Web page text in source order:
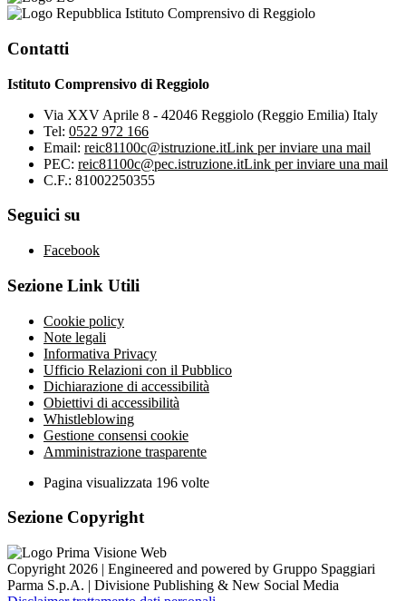
Istituto Comprensivo di Reggiolo
Contatti
Istituto Comprensivo di Reggiolo
Via XXV Aprile 8 - 42046 Reggiolo (Reggio Emilia) Italy
Tel: 0522 972 166
Email: reic81100c@istruzione.itLink per inviare una mail
PEC: reic81100c@pec.istruzione.itLink per inviare una mail
C.F.: 81002250355
Seguici su
Facebook
Sezione Link Utili
Cookie policy
Note legali
Informativa Privacy
Ufficio Relazioni con il Pubblico
Dichiarazione di accessibilità
Obiettivi di accessibilità
Whistleblowing
Gestione consensi cookie
Amministrazione trasparente
Pagina visualizzata 196 volte
Sezione Copyright
Copyright 2026 | Engineered and powered by Gruppo Spaggiari
Parma S.p.A. | Divisione Publishing & New Social Media